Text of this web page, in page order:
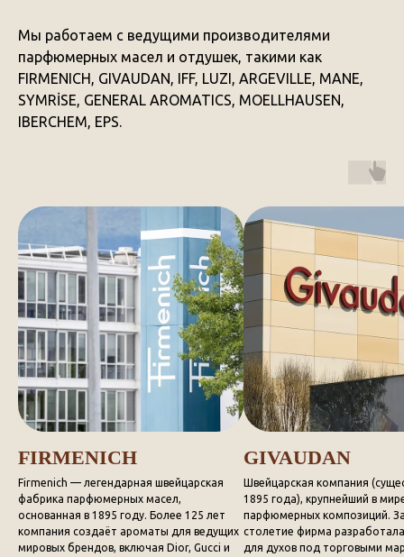
Мы работаем с ведущими производителями
парфюмерных масел и отдушек, такими как
FIRMENICH, GIVAUDAN, IFF, LUZI, ARGEVILLE, MANE,
SYMRİSE, GENERAL AROMATICS, MOELLHAUSEN,
IBERCHEM, EPS.
FIRMENICH
Firmenich — легендарная швейцарская
фабрика парфюмерных масел,
основанная в 1895 году. Более 125 лет
компания создаёт ароматы для ведущих
мировых брендов, включая Dior, Gucci и
GIVAUDAN
Швейцарская компания
1895 года), крупнейший в
парфюмерных композиций.
столетие фирма
для духов под торговыми